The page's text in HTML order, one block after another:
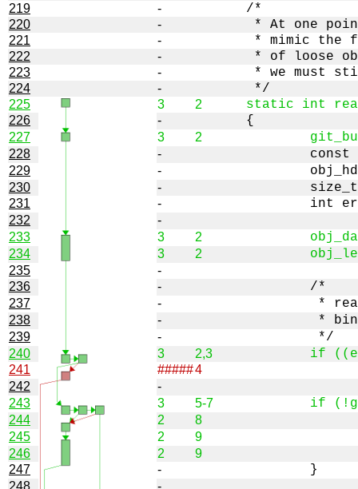
219
-
220
-
221
-
222
-
223
-
224
-
225 3
2
226
-
227 3
2
228
-
229
-
230
-
231
-
232
-
233
3
2
234
3
2
235
-
236
-
237
-
238
-
239
-
240 3
2,3
241
#####4
242
-
243
3
5-7
244
2
8
245
2
9
246
2
9
247
-
248
-